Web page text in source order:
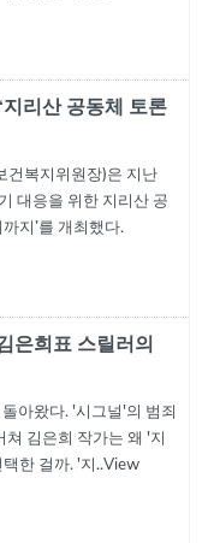
리산 공동체 토론
건복지위원장)은 지난
대응을 위한 지리산 공
지’를 개최했다.
은희표 스릴러의
아왔다. '시그널'의 범죄
김은희 작가는 왜 '지
한 걸까. '지..View